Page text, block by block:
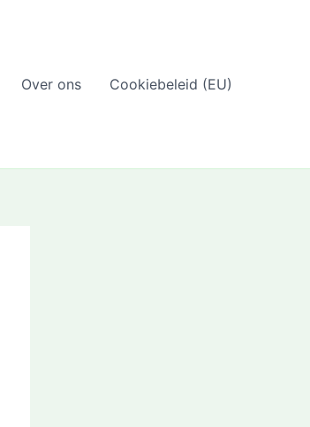
Over ons Cookiebeleid (EU)